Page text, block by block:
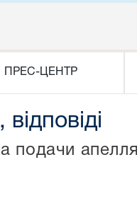
ПРЕС-ЦЕНТР
подачи